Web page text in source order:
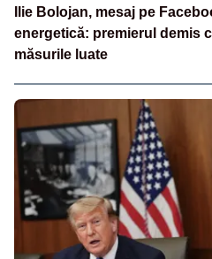
Ilie Bolojan, mesaj pe
energetică: premierul demis
măsurile luate